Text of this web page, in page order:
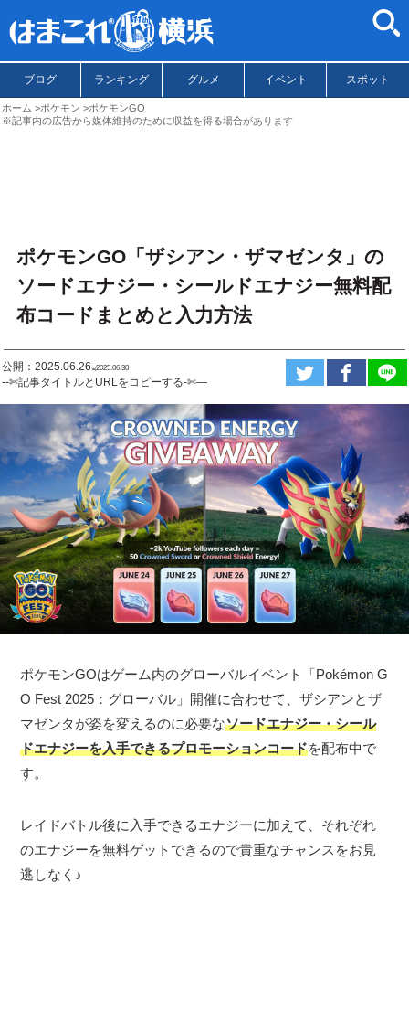
ブログ ランキング グルメ イベント スポット
ホーム ポケモン
ポケモンGO
※記事内の広告から媒体維持のために収益を得る場合があります
ポケモンGO「ザシアン・ザマゼンタ」の
ソードエナジー・シールドエナジー無料配
布コードまとめと入力方法
公開：2025.06.26ಇ2025.06.30
--✄記事タイトルとURLをコピーする-✄—
ポケモンGOはゲーム内のグローバルイベント「Pokémon G
O Fest 2025：グローバル」開催に合わせて、ザシアンとザ
マゼンタが姿を変えるのに必要なソードエナジー・シール
ドエナジーを入手できるプロモーションコードを配布中で
す。
レイドバトル後に入手できるエナジーに加えて、それぞれ
のエナジーを無料ゲットできるので貴重なチャンスをお見
逃しなく♪